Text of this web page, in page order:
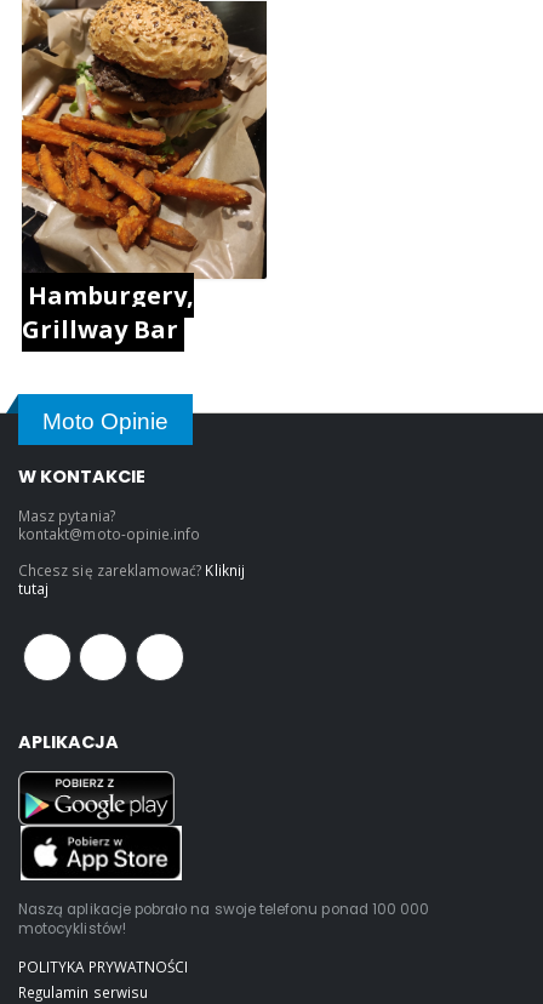
Hamburgery,
Grillway Bar
Moto Opinie
W KONTAKCIE
Masz pytania?
kontakt@moto-opinie.info
Chcesz się zareklamować? Kliknij
tutaj
APLIKACJA
Naszą aplikacje pobrało na swoje telefonu ponad 100 000
motocyklistów!
POLITYKA PRYWATNOŚCI
Regulamin serwisu